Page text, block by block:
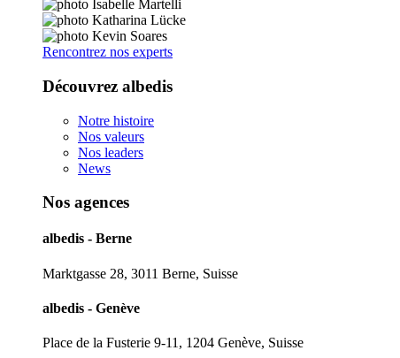
Rencontrez nos experts
Découvrez albedis
Notre histoire
Nos valeurs
Nos leaders
News
Nos agences
albedis - Berne
Marktgasse 28, 3011 Berne, Suisse
albedis - Genève
Place de la Fusterie 9-11, 1204 Genève, Suisse